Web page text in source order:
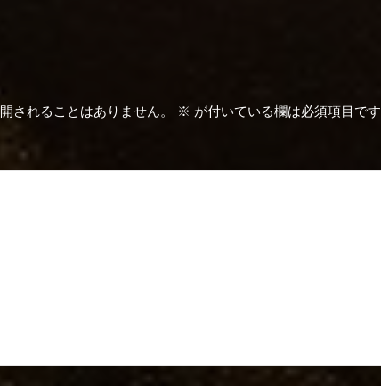
されることはありません。 ※ が付いている欄は必須項目です